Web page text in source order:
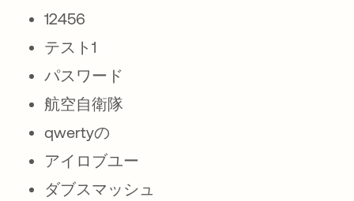
12456
テスト1
パスワード
航空自衛隊
qwertyの
アイロブユー
ダブスマッシュ